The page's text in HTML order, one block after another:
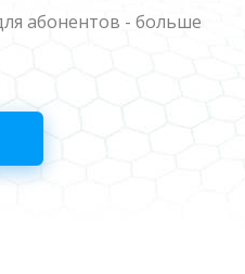
абонентов - больше